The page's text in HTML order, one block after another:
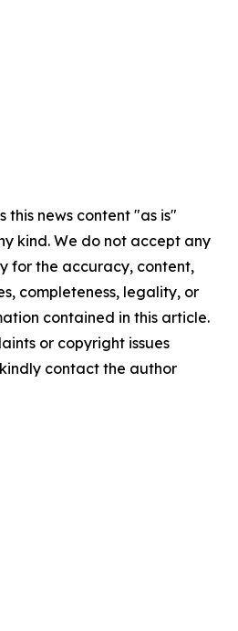
this news content "as is"
kind. We do not accept any
for the accuracy, content,
completeness, legality, or
contained in this article.
or copyright issues
contact the author